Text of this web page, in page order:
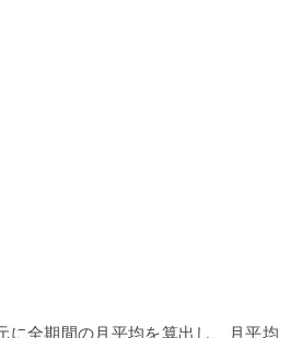
全期間の月平均を算出し、月平均